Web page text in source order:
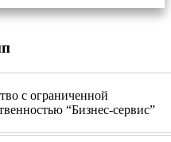
с ограниченной
“Бизнес-сервис”